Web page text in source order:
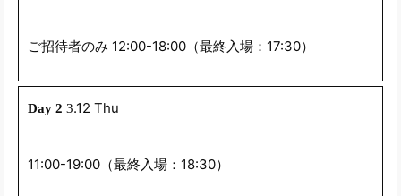
ご招待者のみ 12:00-18:00（最終入場：17:30）
Day 2 3.12 Thu
11:00-19:00（最終入場：18:30）